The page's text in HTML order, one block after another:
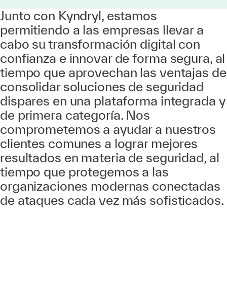
Junto con Kyndryl, estamos
permitiendo a las empresas llevar a
cabo su transformación digital con
confianza e innovar de forma segura, al
tiempo que aprovechan las ventajas de
consolidar soluciones de seguridad
dispares en una plataforma integrada y
de primera categoría. Nos
comprometemos a ayudar a nuestros
clientes comunes a lograr mejores
resultados en materia de seguridad, al
tiempo que protegemos a las
organizaciones modernas conectadas
de ataques cada vez más sofisticados.